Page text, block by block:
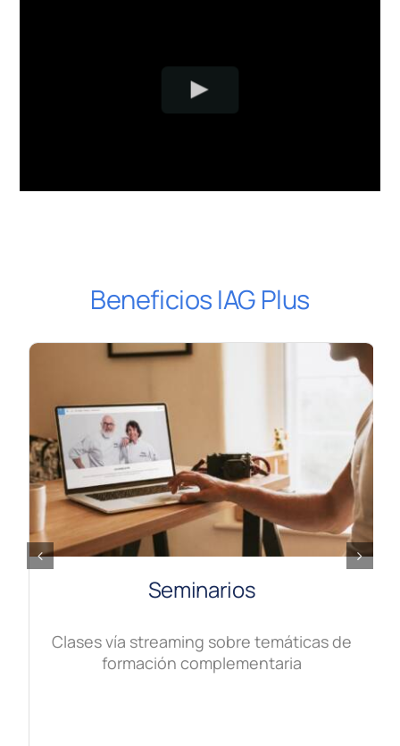
Beneficios IAG Plus
Seminarios
Clases vía streaming sobre temáticas de
formación complementaria